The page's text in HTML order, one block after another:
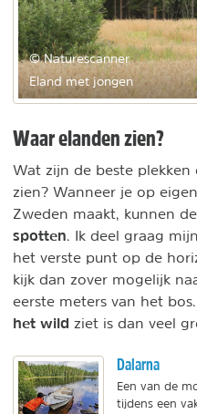
© Naturescanner
Eland met jongen
Waar elanden zien?
Wat zijn de beste
zien? Wanneer je op
Zweden maakt, kunnen
spotten . Ik deel graag
het verste punt op de
kijk dan zover mogelijk
eerste meters van het
het wild ziet is dan veel
Dalarna
Een van de
tijdens een